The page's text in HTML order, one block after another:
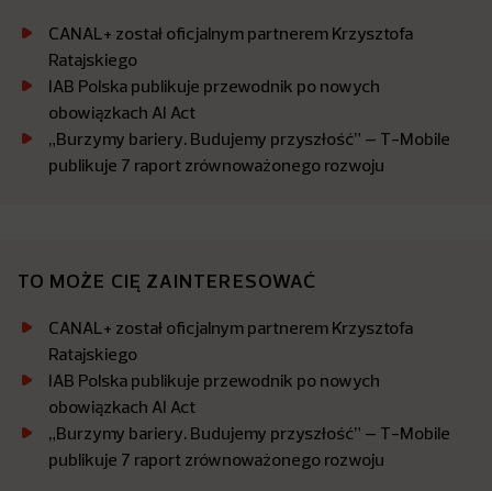
CANAL+ został oficjalnym partnerem Krzysztofa
Ratajskiego
IAB Polska publikuje przewodnik po nowych
obowiązkach AI Act
„Burzymy bariery. Budujemy przyszłość” – T-Mobile
publikuje 7 raport zrównoważonego rozwoju
TO MOŻE CIĘ ZAINTERESOWAĆ
CANAL+ został oficjalnym partnerem Krzysztofa
Ratajskiego
IAB Polska publikuje przewodnik po nowych
obowiązkach AI Act
„Burzymy bariery. Budujemy przyszłość” – T-Mobile
publikuje 7 raport zrównoważonego rozwoju